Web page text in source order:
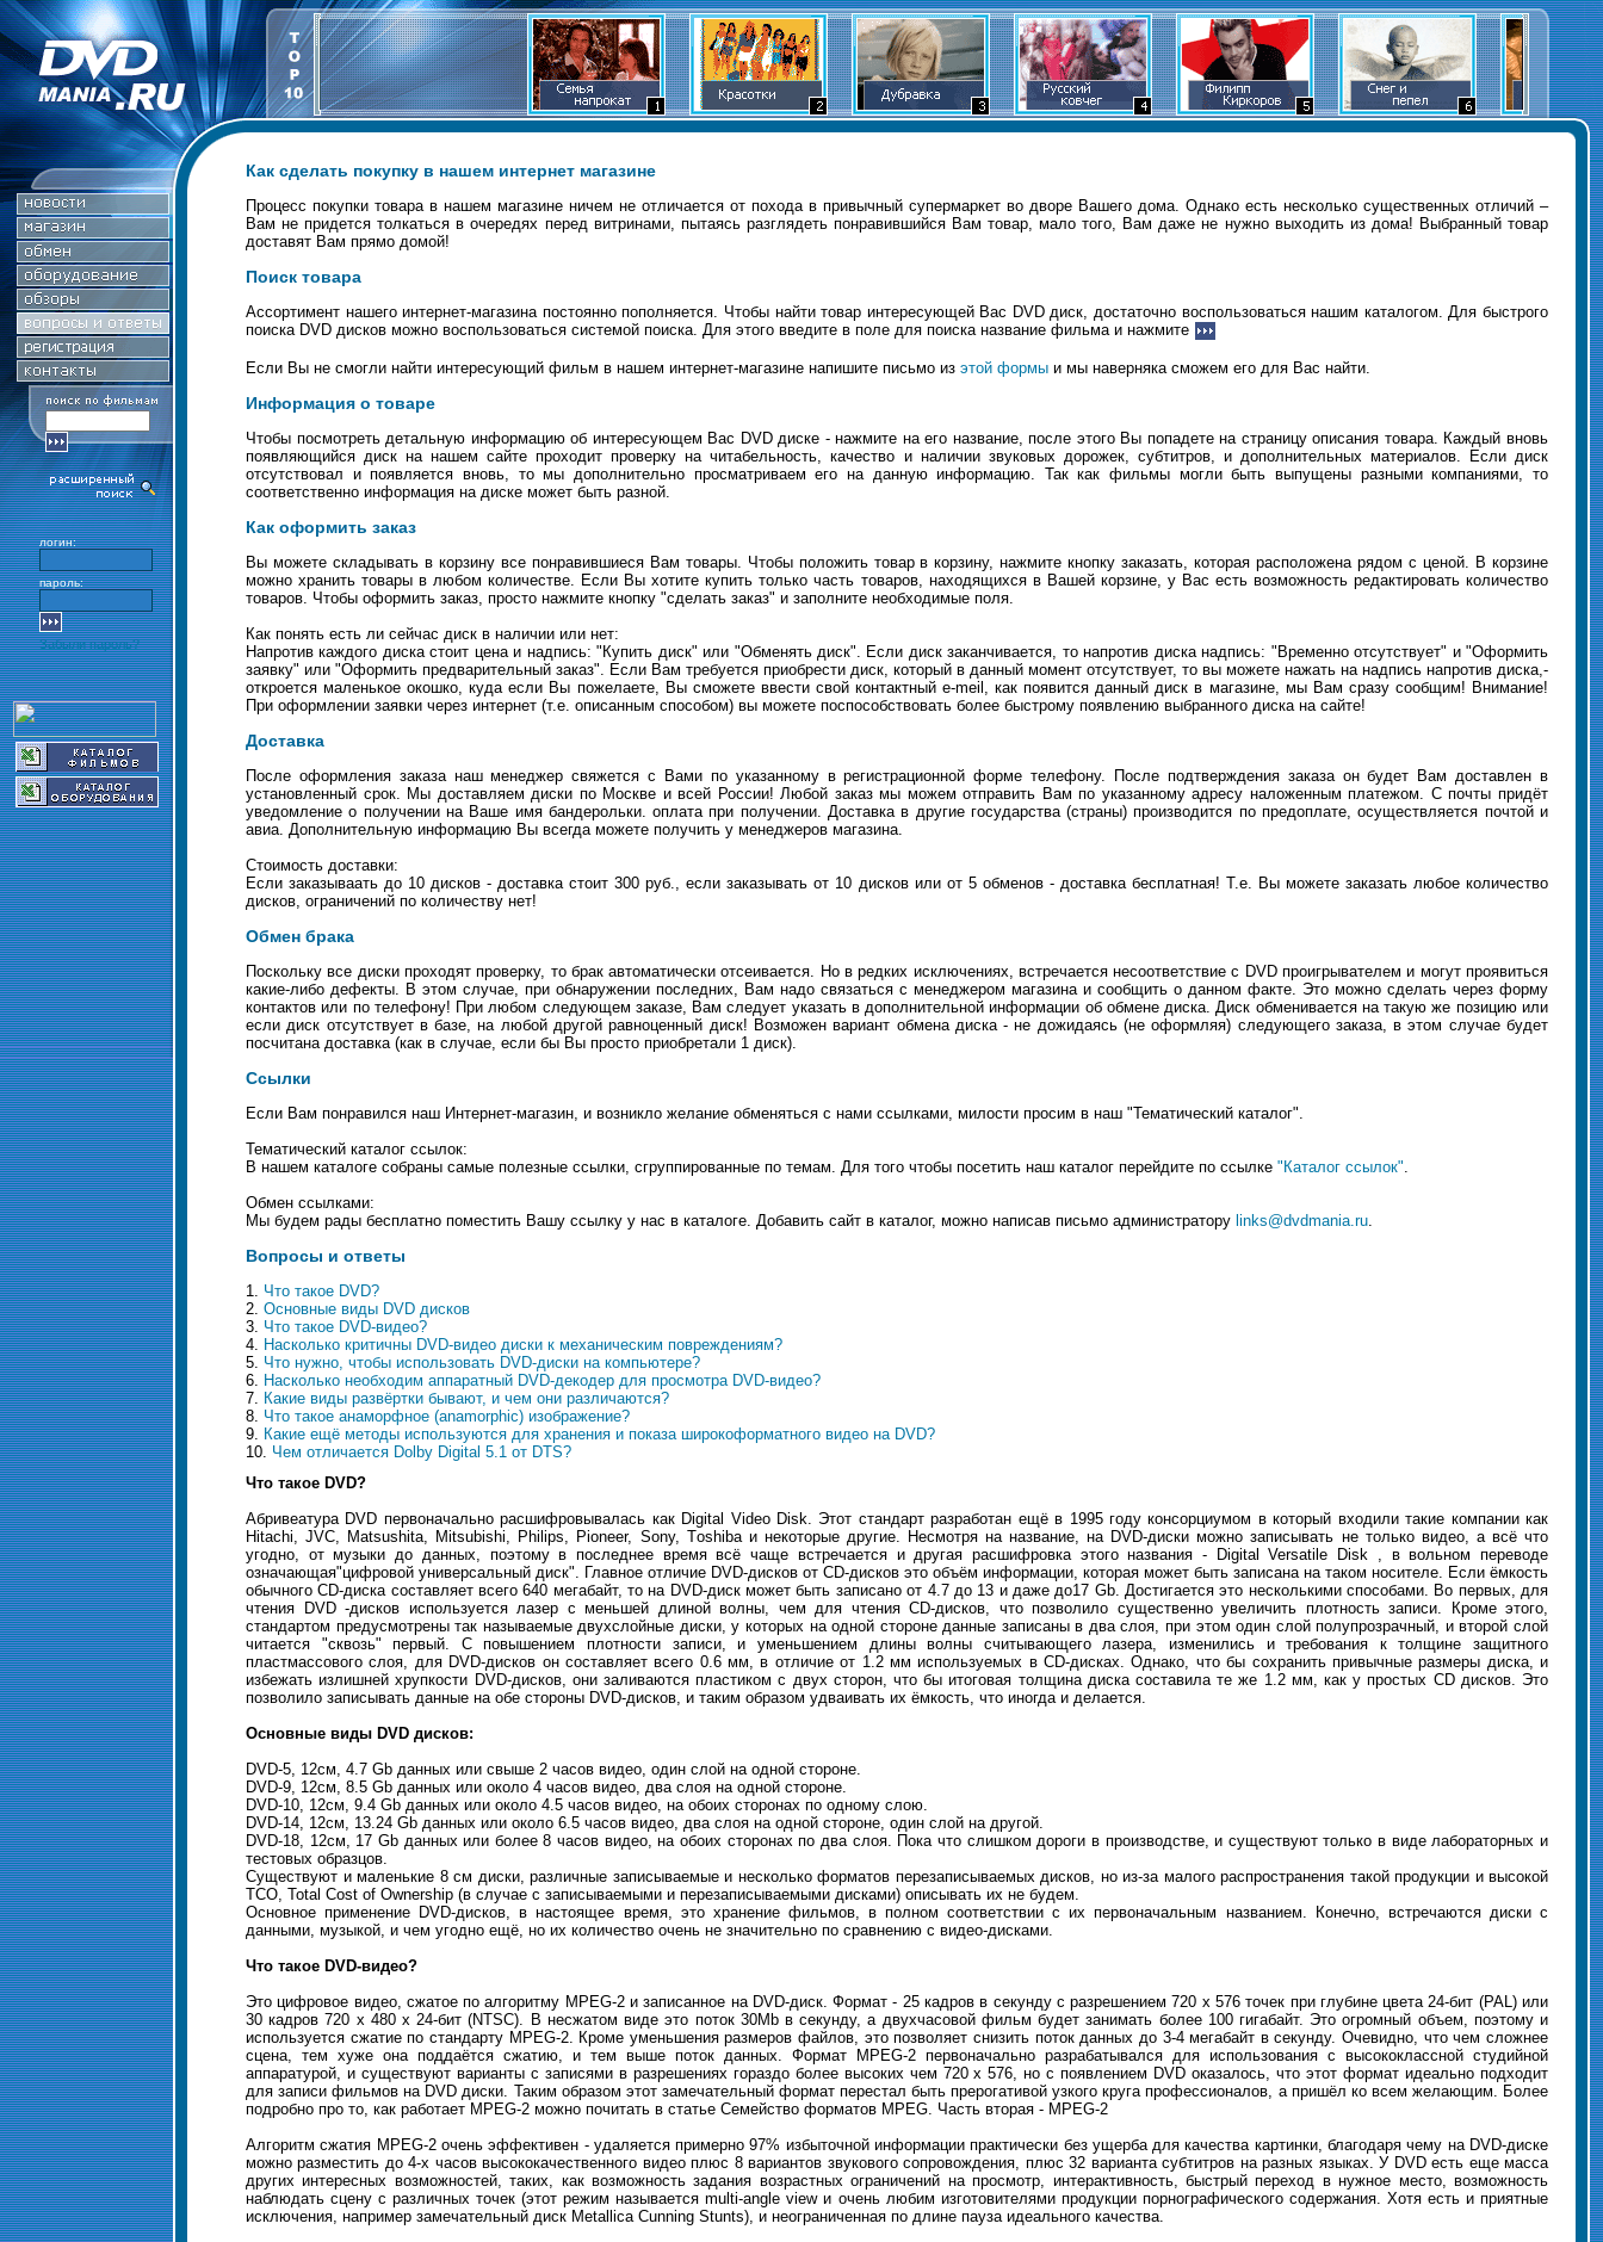
логин:
пароль:
Забыли пароль?
Как сделать покупку в нашем интернет магазине
Процесс покупки товара в нашем магазине ничем не отличается от похода в привычный супермаркет во дворе Вашего дома. Однако есть несколько существенных отличий –
Вам не придется толкаться в очередях перед витринами, пытаясь разглядеть понравившийся Вам товар, мало того, Вам даже не нужно выходить из дома! Выбранный товар
доставят Вам прямо домой!
Поиск товара
Ассортимент нашего интернет-магазина постоянно пополняется. Чтобы найти товар интересующей Вас DVD диск, достаточно воспользоваться нашим каталогом. Для быстрого
поиска DVD дисков можно воспользоваться системой поиска. Для этого введите в поле для поиска название фильма и нажмите
Если Вы не смогли найти интересующий фильм в нашем интернет-магазине напишите письмо из этой формы и мы наверняка сможем его для Вас найти.
Информация о товаре
Чтобы посмотреть детальную информацию об интересующем Вас DVD диске - нажмите на его название, после этого Вы попадете на страницу описания товара. Каждый вновь
появляющийся диск на нашем сайте проходит проверку на читабельность, качество и наличии звуковых дорожек, субтитров, и дополнительных материалов. Если диск
отсутствовал и появляется вновь, то мы дополнительно просматриваем его на данную информацию. Так как фильмы могли быть выпущены разными компаниями, то
соответственно информация на диске может быть разной.
Как оформить заказ
Вы можете складывать в корзину все понравившиеся Вам товары. Чтобы положить товар в корзину, нажмите кнопку заказать, которая расположена рядом с ценой. В корзине
можно хранить товары в любом количестве. Если Вы хотите купить только часть товаров, находящихся в Вашей корзине, у Вас есть возможность редактировать количество
товаров. Чтобы оформить заказ, просто нажмите кнопку "сделать заказ" и заполните необходимые поля.
Как понять есть ли сейчас диск в наличии или нет:
Напротив каждого диска стоит цена и надпись: "Купить диск" или "Обменять диск". Если диск заканчивается, то напротив диска надпись: "Временно отсутствует" и "Оформить
заявку" или "Оформить предварительный заказ". Если Вам требуется приобрести диск, который в данный момент отсутствует, то вы можете нажать на надпись напротив диска,-
откроется маленькое окошко, куда если Вы пожелаете, Вы сможете ввести свой контактный e-meil, как появится данный диск в магазине, мы Вам сразу сообщим! Внимание!
При оформлении заявки через интернет (т.е. описанным способом) вы можете поспособствовать более быстрому появлению выбранного диска на сайте!
Доставка
После оформления заказа наш менеджер свяжется с Вами по указанному в регистрационной форме телефону. После подтверждения заказа он будет Вам доставлен в
установленный срок. Мы доставляем диски по Москве и всей России! Любой заказ мы можем отправить Вам по указанному адресу наложенным платежом. С почты придёт
уведомление о получении на Ваше имя бандерольки. оплата при получении. Доставка в другие государства (страны) производится по предоплате, осуществляется почтой и
авиа. Дополнительную информацию Вы всегда можете получить у менеджеров магазина.
Стоимость доставки:
Если заказываать до 10 дисков - доставка стоит 300 руб., если заказывать от 10 дисков или от 5 обменов - доставка бесплатная! Т.е. Вы можете заказать любое количество
дисков, ограничений по количеству нет!
Обмен брака
Поскольку все диски проходят проверку, то брак автоматически отсеивается. Но в редких исключениях, встречается несоответствие с DVD проигрывателем и могут проявиться
какие-либо дефекты. В этом случае, при обнаружении последних, Вам надо связаться с менеджером магазина и сообщить о данном факте. Это можно сделать через форму
контактов или по телефону! При любом следующем заказе, Вам следует указать в дополнительной информации об обмене диска. Диск обменивается на такую же позицию или
если диск отсутствует в базе, на любой другой равноценный диск! Возможен вариант обмена диска - не дожидаясь (не оформляя) следующего заказа, в этом случае будет
посчитана доставка (как в случае, если бы Вы просто приобретали 1 диск).
Ссылки
Если Вам понравился наш Интернет-магазин, и возникло желание обменяться с нами ссылками, милости просим в наш "Тематический каталог".
Тематический каталог ссылок:
В нашем каталоге собраны самые полезные ссылки, сгруппированные по темам. Для того чтобы посетить наш каталог перейдите по ссылке "Каталог ссылок".
Обмен ссылками:
Мы будем рады бесплатно поместить Вашу ссылку у нас в каталоге. Добавить сайт в каталог, можно написав письмо администратору links@dvdmania.ru.
Вопросы и ответы
1. Что такое DVD?
2. Основные виды DVD дисков
3. Что такое DVD-видео?
4. Насколько критичны DVD-видео диски к механическим повреждениям?
5. Что нужно, чтобы использовать DVD-диски на компьютере?
6. Насколько необходим аппаратный DVD-декодер для просмотра DVD-видео?
7. Какие виды развёртки бывают, и чем они различаются?
8. Что такое анаморфное (anamorphic) изображение?
9. Какие ещё методы используются для хранения и показа широкоформатного видео на DVD?
10. Чем отличается Dolby Digital 5.1 от DTS?
Что такое DVD?
Абривеатура DVD первоначально расшифровывалась как Digital Video Disk. Этот стандарт разработан ещё в 1995 году консорциумом в который входили такие компании как
Hitachi, JVC, Matsushita, Mitsubishi, Philips, Pioneer, Sony, Тoshiba и некоторые другие. Несмотря на название, на DVD-диски можно записывать не только видео, а всё что
угодно, от музыки до данных, поэтому в последнее время всё чаще встречается и другая расшифровка этого названия - Digital Versatile Disk , в вольном переводе
означающая"цифровой универсальный диск". Главное отличие DVD-дисков от CD-дисков это объём информации, которая может быть записана на таком носителе. Если ёмкость
обычного CD-диска составляет всего 640 мегабайт, то на DVD-диск может быть записано от 4.7 до 13 и даже до17 Gb. Достигается это несколькими способами. Во первых, для
чтения DVD -дисков используется лазер с меньшей длиной волны, чем для чтения CD-дисков, что позволило существенно увеличить плотность записи. Кроме этого,
стандартом предусмотрены так называемые двухслойные диски, у которых на одной стороне данные записаны в два слоя, при этом один слой полупрозрачный, и второй слой
читается "сквозь" первый. С повышением плотности записи, и уменьшением длины волны считывающего лазера, изменились и требования к толщине защитного
пластмассового слоя, для DVD-дисков он составляет всего 0.6 мм, в отличие от 1.2 мм используемых в CD-дисках. Однако, что бы сохранить привычные размеры диска, и
избежать излишней хрупкости DVD-дисков, они заливаются пластиком с двух сторон, что бы итоговая толщина диска составила те же 1.2 мм, как у простых CD дисков. Это
позволило записывать данные на обе стороны DVD-дисков, и таким образом удваивать их ёмкость, что иногда и делается.
Основные виды DVD дисков:
DVD-5, 12cм, 4.7 Gb данных или свыше 2 часов видео, один слой на одной стороне.
DVD-9, 12cм, 8.5 Gb данных или около 4 часов видео, два слоя на одной стороне.
DVD-10, 12cм, 9.4 Gb данных или около 4.5 часов видео, на обоих сторонах по одному слою.
DVD-14, 12cм, 13.24 Gb данных или около 6.5 часов видео, два слоя на одной стороне, один слой на другой.
DVD-18, 12cм, 17 Gb данных или более 8 часов видео, на обоих сторонах по два слоя. Пока что слишком дороги в производстве, и существуют только в виде лабораторных и
тестовых образцов.
Существуют и маленькие 8 см диски, различные записываемые и несколько форматов перезаписываемых дисков, но из-за малого распространения такой продукции и высокой
TCO, Total Cost of Ownership (в случае с записываемыми и перезаписываемыми дисками) описывать их не будем.
Основное применение DVD-дисков, в настоящее время, это хранение фильмов, в полном соответствии с их первоначальным названием. Конечно, встречаются диски с
данными, музыкой, и чем угодно ещё, но их количество очень не значительно по сравнению с видео-дисками.
Что такое DVD-видео?
Это цифровое видео, сжатое по алгоритму MPEG-2 и записанное на DVD-диск. Формат - 25 кадров в секунду с разрешением 720 х 576 точек при глубине цвета 24-бит (PAL) или
30 кадров 720 х 480 х 24-бит (NTSC). В несжатом виде это поток 30Mb в секунду, а двухчасовой фильм будет занимать более 100 гигабайт. Это огромный объем, поэтому и
используется сжатие по стандарту MPEG-2. Кроме уменьшения размеров файлов, это позволяет снизить поток данных до 3-4 мегабайт в секунду. Очевидно, что чем сложнее
сцена, тем хуже она поддаётся сжатию, и тем выше поток данных. Формат MPEG-2 первоначально разрабатывался для использования с высококлассной студийной
аппаратурой, и существуют варианты с записями в разрешениях гораздо более высоких чем 720 х 576, но с появлением DVD оказалось, что этот формат идеально подходит
для записи фильмов на DVD диски. Таким образом этот замечательный формат перестал быть прерогативой узкого круга профессионалов, а пришёл ко всем желающим. Более
подробно про то, как работает MPEG-2 можно почитать в статье Семейство форматов MPEG. Часть вторая - MPEG-2
Алгоритм сжатия MPEG-2 очень эффективен - удаляется примерно 97% избыточной информации практически без ущерба для качества картинки, благодаря чему на DVD-диске
можно разместить до 4-х часов высококачественного видео плюс 8 вариантов звукового сопровождения, плюс 32 варианта субтитров на разных языках. У DVD есть еще масса
других интересных возможностей, таких, как возможность задания возрастных ограничений на просмотр, интерактивность, быстрый переход в нужное место, возможность
наблюдать сцену с различных точек (этот режим называется multi-angle view и очень любим изготовителями продукции порнографического содержания. Хотя есть и приятные
исключения, например замечательный диск Metallica Cunning Stunts), и неограниченная по длине пауза идеального качества.